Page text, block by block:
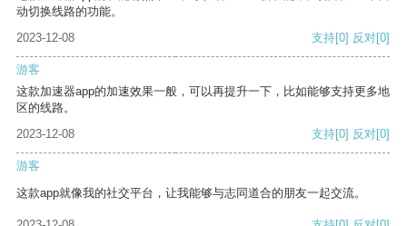
动切换线路的功能。
2023-12-08
支持[0] 反对[0]
游客
这款加速器app的加速效果一般，可以再提升一下，比如能够支持更多地
区的线路。
2023-12-08
支持[0] 反对[0]
游客
这款app就像我的社交平台，让我能够与志同道合的朋友一起交流。